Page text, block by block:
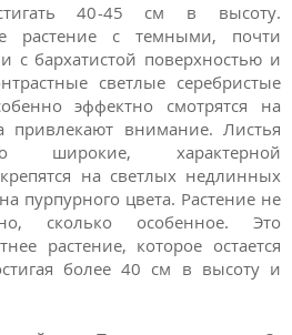
40-45 см в высоту.
растение с темными, почти
с бархатистой поверхностью и
светлые серебристые
эффектно смотрятся на
внимание. Листья
широкие, характерной
на светлых недлинных
пурпурного цвета. Растение не
сколько особенное. Это
растение, которое остается
более 40 см в высоту и